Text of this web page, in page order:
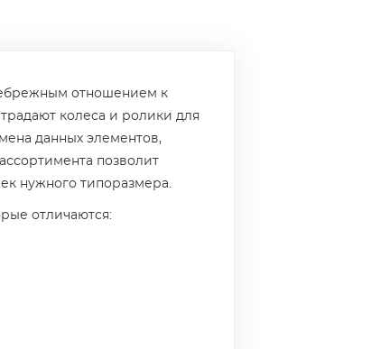
отношением к
колеса и ролики для
данных элементов,
позволит
нужного типоразмера.
отличаются: